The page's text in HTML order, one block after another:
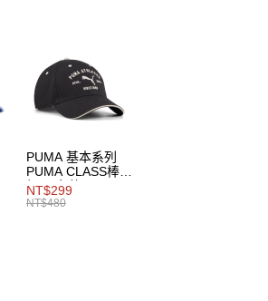
PUMA 基本系列
PUMA CLASS棒球
帽 男女共同
NT$299
NT$480